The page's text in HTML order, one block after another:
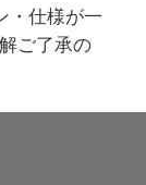
・仕様が一
ご了承の